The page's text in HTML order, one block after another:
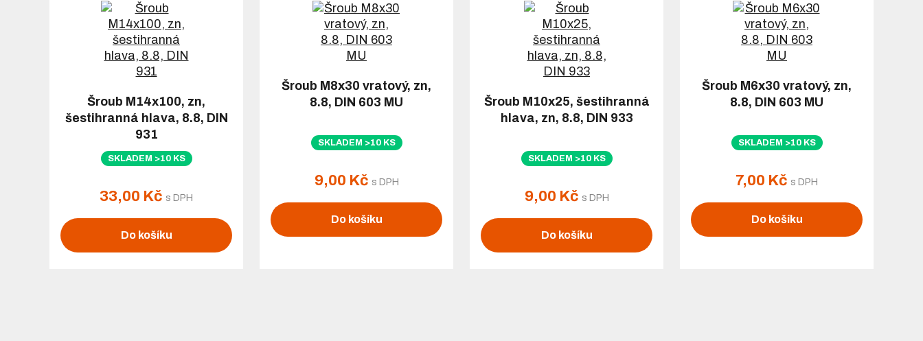
Šroub M14x100, zn,
šestihranná hlava, 8.8, DIN
931
SKLADEM >10 KS
33,00 Kč s DPH
Do košíku
Šroub M8x30 vratový, zn,
8.8, DIN 603 MU
SKLADEM >10 KS
9,00 Kč s DPH
Do košíku
Šroub M10x25, šestihranná
hlava, zn, 8.8, DIN 933
SKLADEM >10 KS
9,00 Kč s DPH
Do košíku
Šroub M6x30 vratový, zn,
8.8, DIN 603 MU
SKLADEM >10 KS
7,00 Kč s DPH
Do košíku